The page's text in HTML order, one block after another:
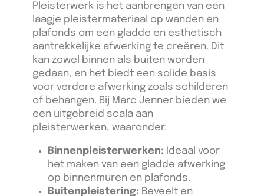
Pleisterwerk is het aanbrengen van een
laagje pleistermateriaal op wanden en
plafonds om een gladde en esthetisch
aantrekkelijke afwerking te creëren. Dit
kan zowel binnen als buiten worden
gedaan, en het biedt een solide basis
voor verdere afwerking zoals schilderen
of behangen. Bij Marc Jenner bieden we
een uitgebreid scala aan
pleisterwerken, waaronder:
Binnenpleisterwerken: Ideaal voor
het maken van een gladde afwerking
op binnenmuren en plafonds.
Buitenpleistering: Beveelt en